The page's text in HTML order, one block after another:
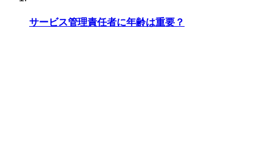
サービス管理責任者に年齢は重要？